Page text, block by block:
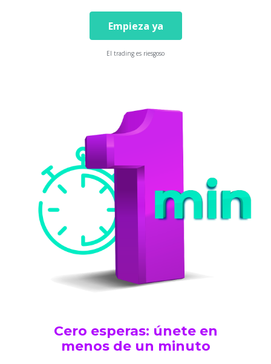
Empieza ya
El trading es riesgoso
Cero esperas: únete en
menos de un minuto